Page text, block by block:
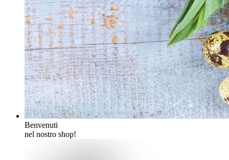
Benvenuti
nel nostro shop!